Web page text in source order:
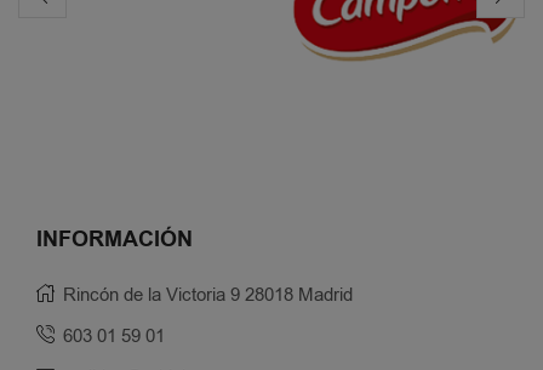
INFORMACIÓN
Rincón de la Victoria 9 28018 Madrid
603 01 59 01